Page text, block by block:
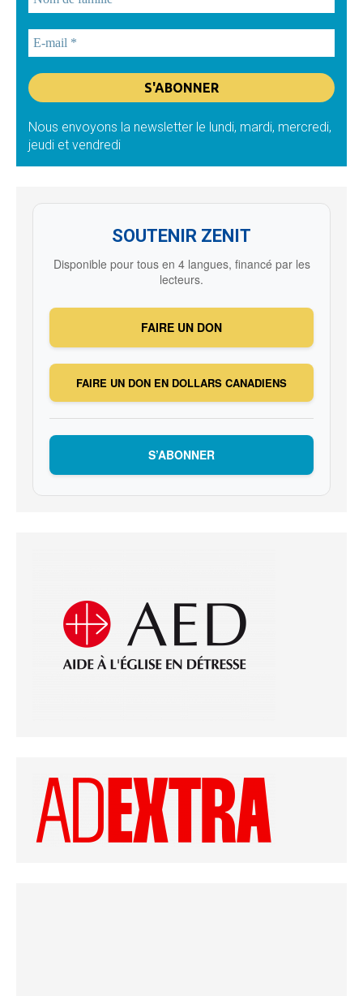
Nous envoyons la newsletter le lundi, mardi, mercredi,
jeudi et vendredi
SOUTENIR ZENIT
Disponible pour tous en 4 langues, financé par les
lecteurs.
FAIRE UN DON
FAIRE UN DON EN DOLLARS CANADIENS
S’ABONNER